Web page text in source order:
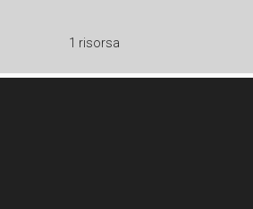
1 risorsa